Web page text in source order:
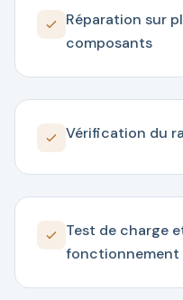
Réparation sur
composants
Vérification du
Test de charge
fonctionnement